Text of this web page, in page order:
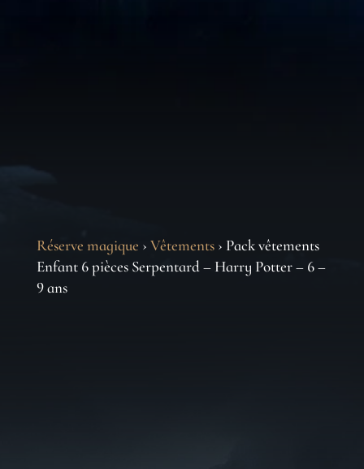
Réserve magique › Vêtements› Pack vêtements
Enfant 6 pièces Serpentard – Harry Potter – 6 –
9 ans